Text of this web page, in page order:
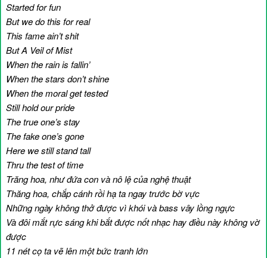
Started for fun
But we do this for real
This fame ain’t shit
But A Veil of Mist
When the rain is fallin’
When the stars don’t shine
When the moral get tested
Still hold our pride
The true one’s stay
The fake one’s gone
Here we still stand tall
Thru the test of time
Trăng hoa, như đứa con và nô lệ của nghệ thuật
Thăng hoa, chắp cánh rồi hạ ta ngay trước bờ vực
Những ngày không thở được vì khói và bass vây lồng ngực
Và đôi mắt rực sáng khi bắt được nốt nhạc hay điều này không vờ
được
11 nét cọ ta vẽ lên một bức tranh lớn